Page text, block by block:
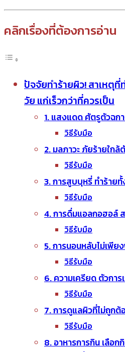
คลิกเรื่องที่ต้องการอ่าน
ปัจจัยทำร้ายผิว! สาเหตุที่
วัย แก่เร็วกว่าที่ควรเป็น
1. แสงแดด ศัตรูตัวฉก
วิธีรับมือ
2. มลภาวะ ภัยร้ายใกล้
วิธีรับมือ
3. การสูบบุหรี่ ทำร้าย
วิธีรับมือ
4. การดื่มแอลกอฮอล์
วิธีรับมือ
5. การนอนหลับไม่เพีย
วิธีรับมือ
6. ความเครียด ตัวการ
วิธีรับมือ
7. การดูแลผิวที่ไม่ถูกต้
วิธีรับมือ
8. อาหารการกิน เลือก